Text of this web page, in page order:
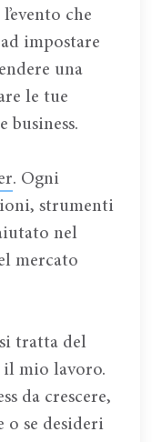
l’evento che
impostare
una
le tue
business.
. Ogni
strumenti
nel
mercato
tratta del
il mio lavoro.
da crescere,
o se desideri